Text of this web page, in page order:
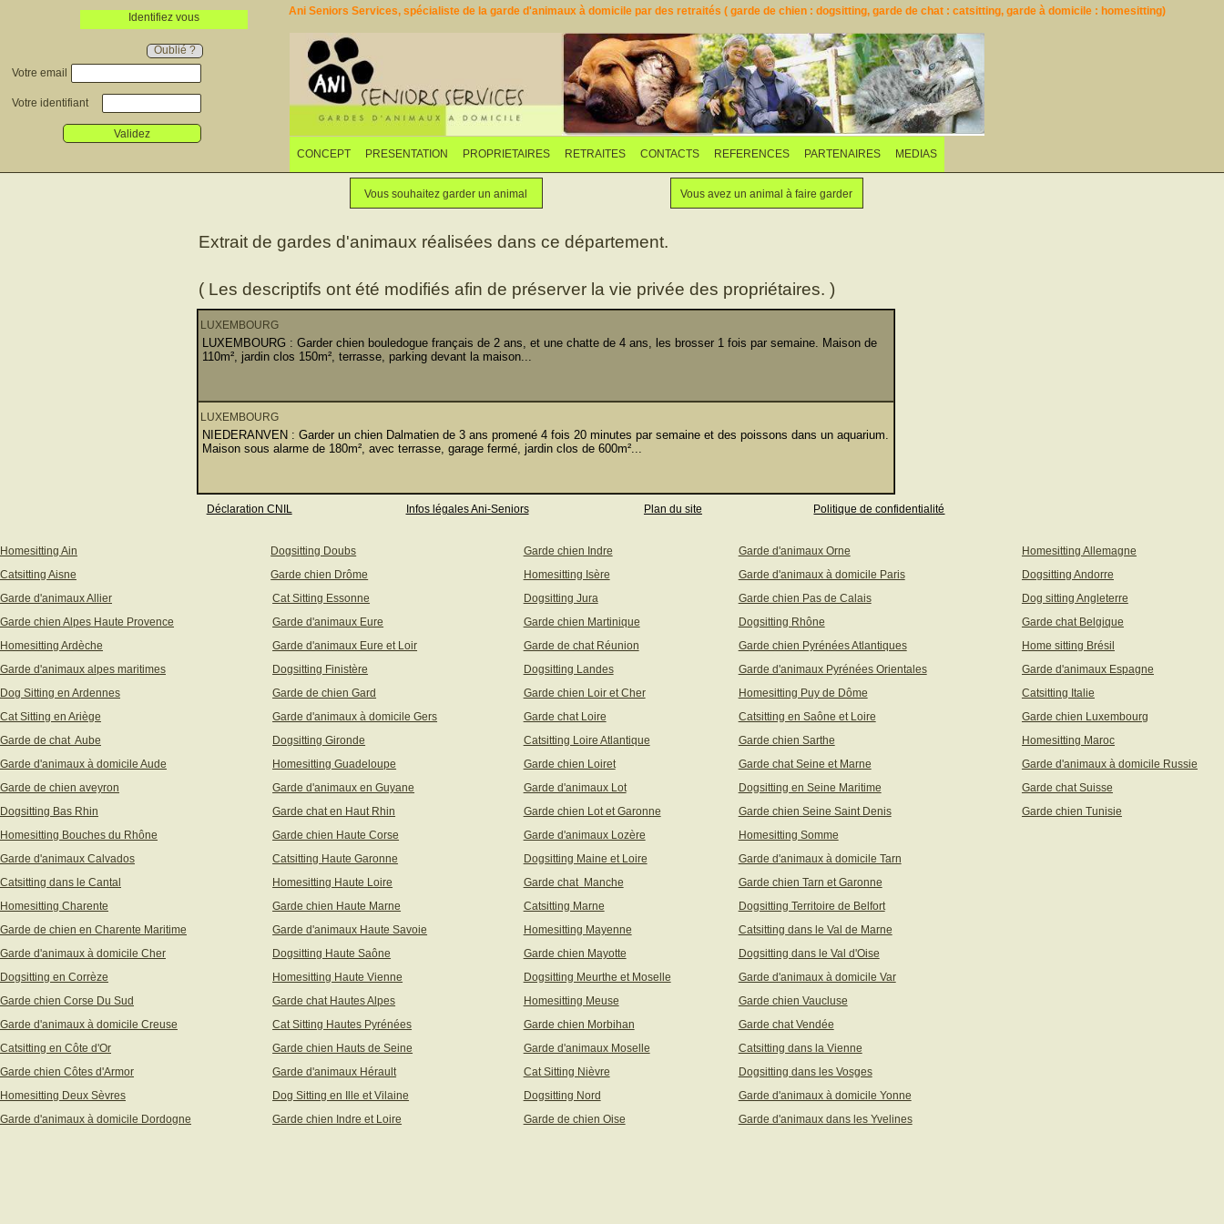
Identifiez vous
Oublié ?
Votre email
Votre identifiant
Validez
Ani Seniors Services, spécialiste de la garde d'animaux à domicile par des retraités ( garde de chien : dogsitting, garde de chat : catsitting, garde à domicile : homesitting)
CONCEPT PRESENTATION PROPRIETAIRES
Faites garder votre animal
RETRAITES
Vous souhaitez garder un animal
CONTACTS REFERENCES PARTENAIRES MEDIAS
Vous souhaitez garder un animal Vous avez un animal à faire garder
Extrait de gardes d'animaux réalisées dans ce département.
( Les descriptifs ont été modifiés afin de préserver la vie privée des propriétaires. )
LUXEMBOURG
LUXEMBOURG : Garder chien bouledogue français de 2 ans, et une chatte de 4 ans, les brosser 1 fois par semaine. Maison de
110m², jardin clos 150m², terrasse, parking devant la maison...
LUXEMBOURG
NIEDERANVEN : Garder un chien Dalmatien de 3 ans promené 4 fois 20 minutes par semaine et des poissons dans un aquarium.
Maison sous alarme de 180m², avec terrasse, garage fermé, jardin clos de 600m²...
Déclaration CNIL Infos légales Ani-Seniors Plan du site Politique de confidentialité
Homesitting Ain Dogsitting Doubs Garde chien Indre Garde d'animaux Orne
Homesitting Allemagne
Catsitting Aisne
Garde chien Drôme Homesitting Isère Garde d'animaux à domicile Paris
Dogsitting Andorre
Garde d'animaux Allier
Cat Sitting Essonne Dogsitting Jura Garde chien Pas de Calais
Dog sitting Angleterre
Garde chien Alpes Haute Provence
Garde d'animaux Eure Garde chien Martinique Dogsitting Rhône
Garde chat Belgique
Homesitting Ardèche
Garde d'animaux Eure et Loir Garde de chat Réunion Garde chien Pyrénées Atlantiques
Home sitting Brésil
Garde d'animaux alpes maritimes
Dogsitting Finistère Dogsitting Landes Garde d'animaux Pyrénées Orientales
Garde d'animaux Espagne
Dog Sitting en Ardennes
Garde de chien Gard Garde chien Loir et Cher Homesitting Puy de Dôme
Catsitting Italie
Cat Sitting en Ariège
Garde d'animaux à domicile Gers Garde chat Loire Catsitting en Saône et Loire
Garde chien Luxembourg
Garde de chat Aube
Dogsitting Gironde Catsitting Loire Atlantique Garde chien Sarthe
Homesitting Maroc
Garde d'animaux à domicile Aude
Homesitting Guadeloupe Garde chien Loiret Garde chat Seine et Marne
Garde d'animaux à domicile Russie
Garde de chien aveyron
Garde d'animaux en Guyane Garde d'animaux Lot Dogsitting en Seine Maritime
Garde chat Suisse
Dogsitting Bas Rhin
Garde chat en Haut Rhin Garde chien Lot et Garonne Garde chien Seine Saint Denis
Garde chien Tunisie
Homesitting Bouches du Rhône
Garde chien Haute Corse Garde d'animaux Lozère
Homesitting Somme
Garde d'animaux Calvados
Catsitting Haute Garonne Dogsitting Maine et Loire
Garde d'animaux à domicile Tarn
Catsitting dans le Cantal
Homesitting Haute Loire Garde chat Manche
Garde chien Tarn et Garonne
Homesitting Charente
Garde chien Haute Marne Catsitting Marne
Dogsitting Territoire de Belfort
Garde de chien en Charente Maritime
Garde d'animaux Haute Savoie Homesitting Mayenne
Catsitting dans le Val de Marne
Garde d'animaux à domicile Cher
Dogsitting Haute Saône Garde chien Mayotte
Dogsitting dans le Val d'Oise
Dogsitting en Corrèze
Homesitting Haute Vienne Dogsitting Meurthe et Moselle
Garde d'animaux à domicile Var
Garde chien Corse Du Sud
Garde chat Hautes Alpes Homesitting Meuse
Garde chien Vaucluse
Garde d'animaux à domicile Creuse
Cat Sitting Hautes Pyrénées Garde chien Morbihan
Garde chat Vendée
Catsitting en Côte d'Or
Garde chien Hauts de Seine Garde d'animaux Moselle
Catsitting dans la Vienne
Garde chien Côtes d'Armor
Garde d'animaux Hérault Cat Sitting Nièvre
Dogsitting dans les Vosges
Homesitting Deux Sèvres
Dog Sitting en Ille et Vilaine Dogsitting Nord
Garde d'animaux à domicile Yonne
Garde d'animaux à domicile Dordogne
Garde chien Indre et Loire Garde de chien Oise Garde d'animaux dans les Yvelines